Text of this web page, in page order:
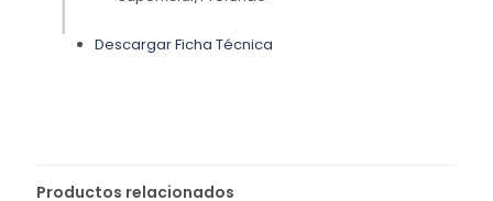
Descargar Ficha Técnica
Productos relacionados